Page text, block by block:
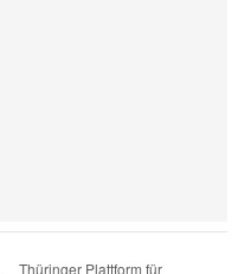
Thüringer Plattform für